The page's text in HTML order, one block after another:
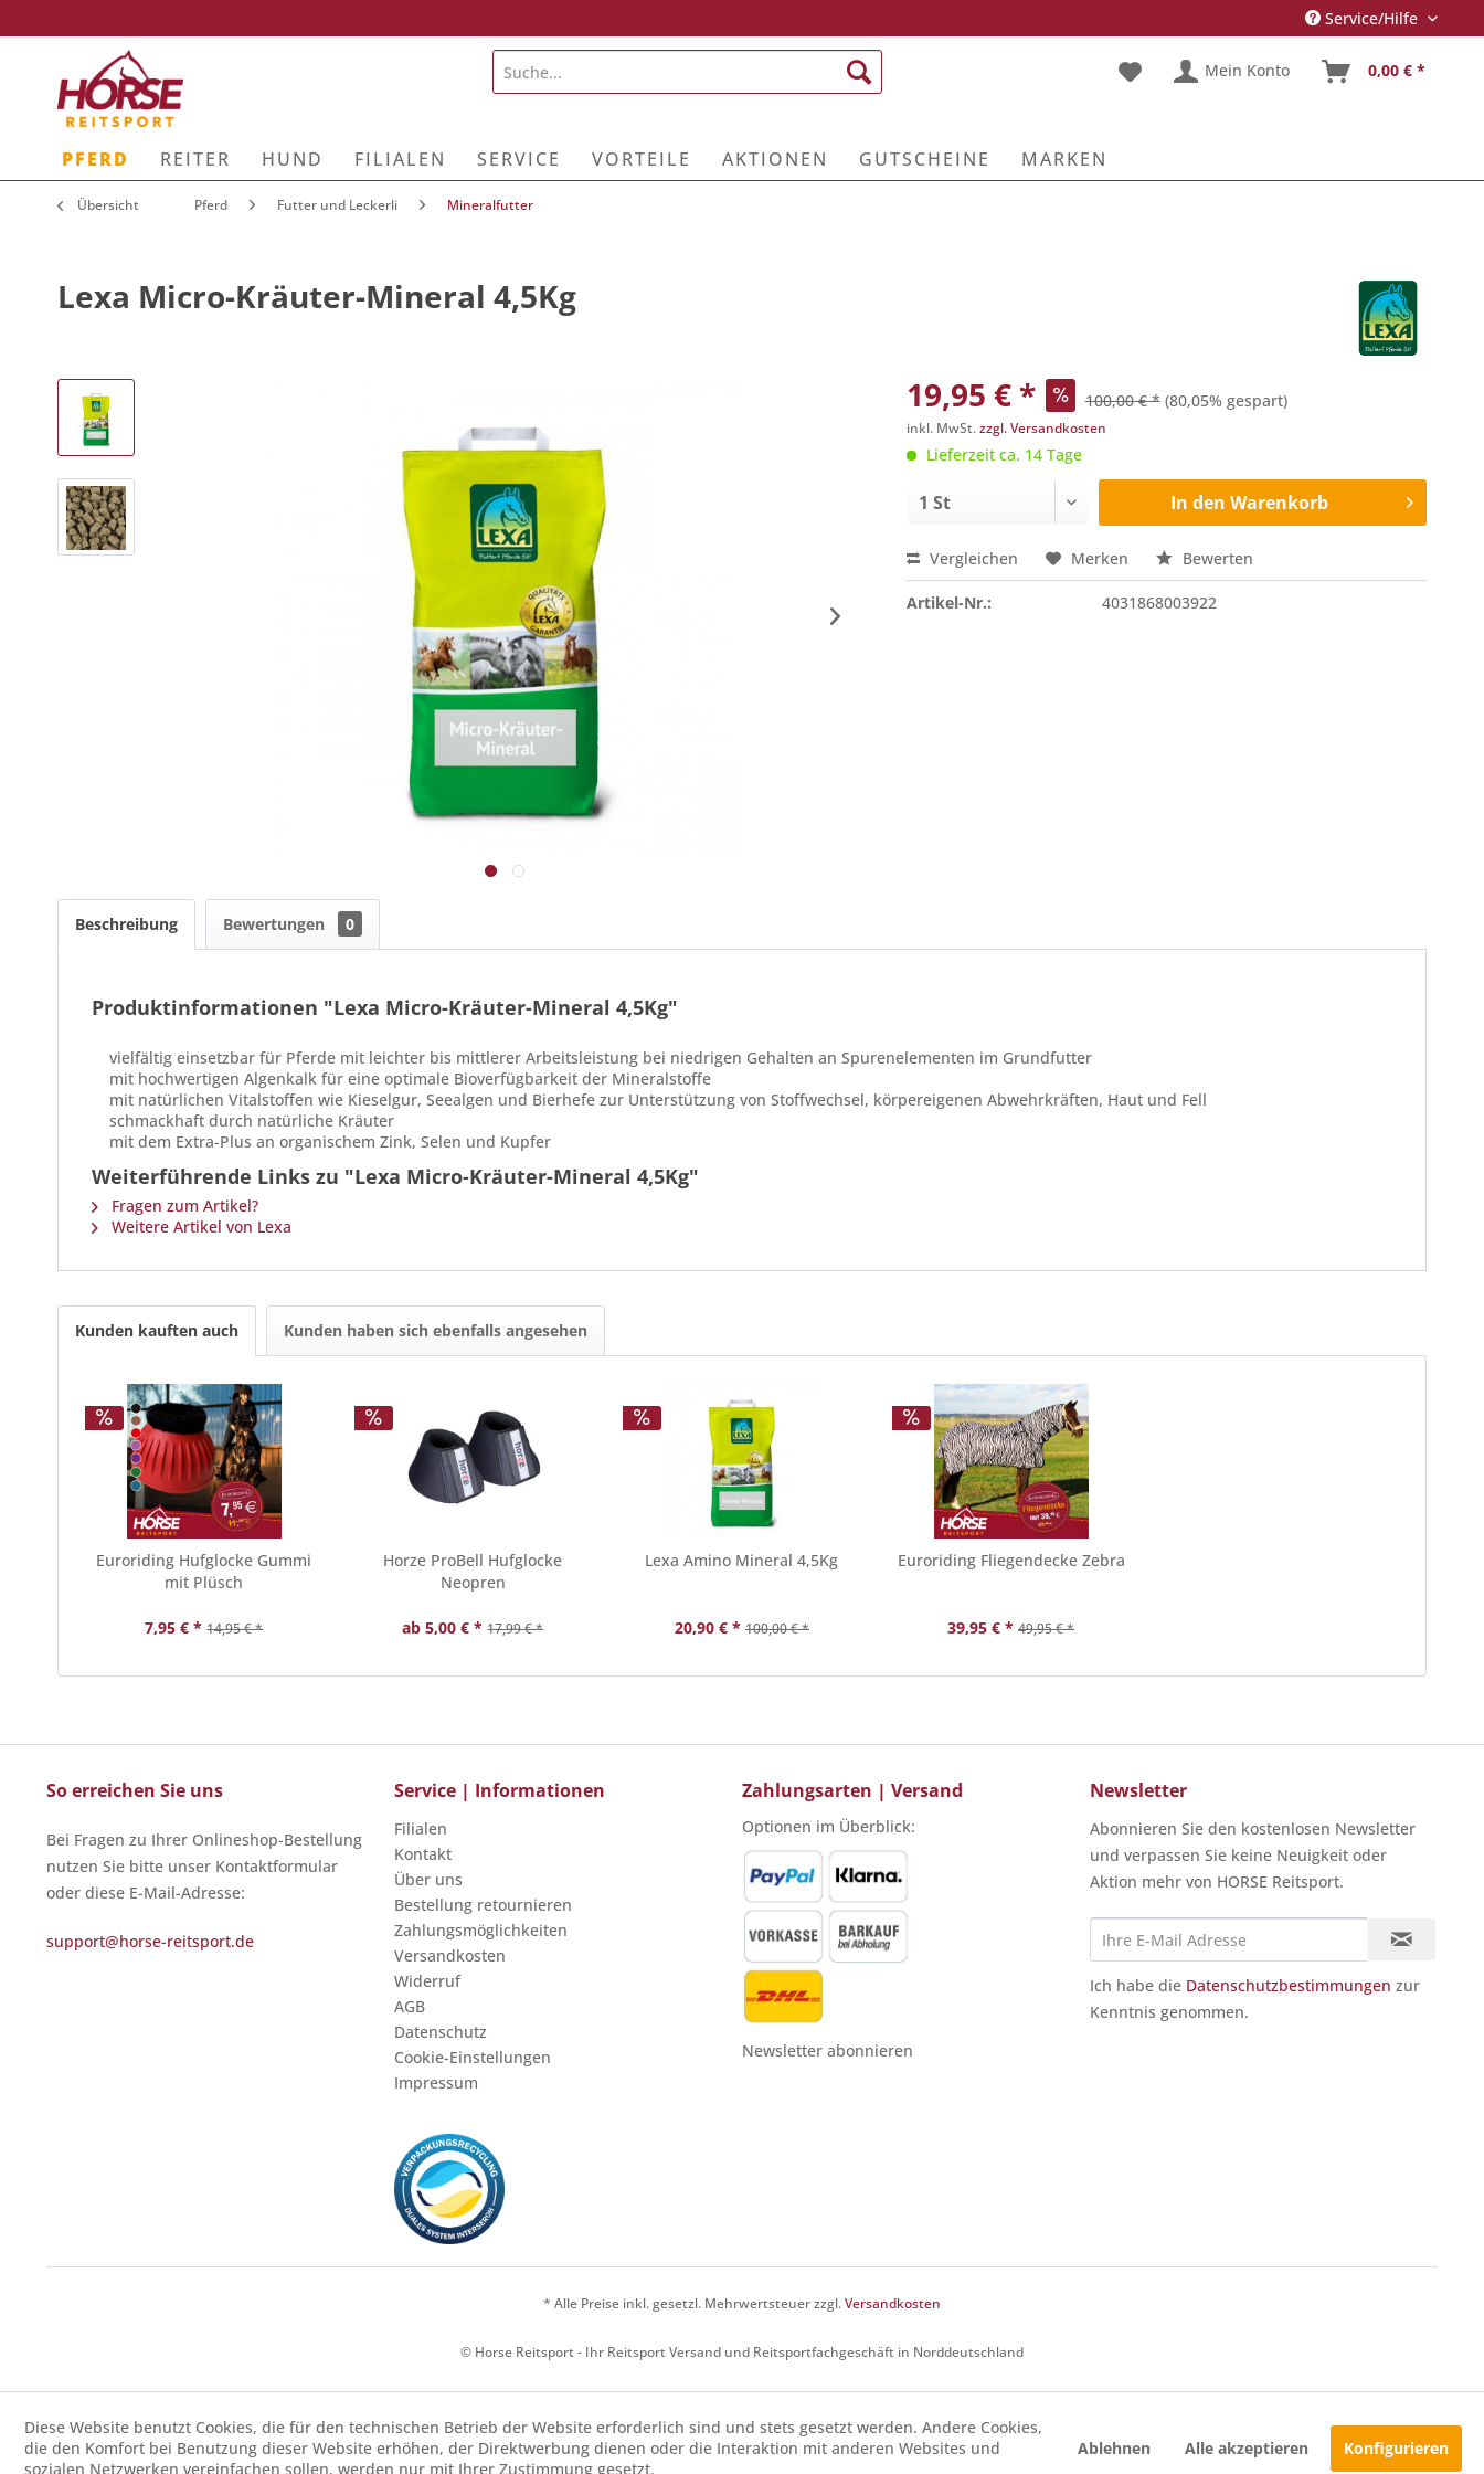
Service/Hilfe
Mein Konto 0,00 € *
PFERD REITER HUND FILIALEN SERVICE VORTEILE AKTIONEN GUTSCHEINE MARKEN
Übersicht Pferd Futter und Leckerli Mineralfutter
Lexa Micro-Kräuter-Mineral 4,5Kg
19,95 € * 100,00 € * (80,05% gespart)
inkl. MwSt.zzgl. Versandkosten
Lieferzeit ca. 14 Tage
In den Warenkorb
Vergleichen Merken Bewerten
Artikel-Nr.: 4031868003922
Beschreibung Bewertungen 0
Produktinformationen "Lexa Micro-Kräuter-Mineral 4,5Kg"
vielfältig einsetzbar für Pferde mit leichter bis mittlerer Arbeitsleistung bei niedrigen Gehalten an Spurenelementen im Grundfutter
mit hochwertigen Algenkalk für eine optimale Bioverfügbarkeit der Mineralstoffe
mit natürlichen Vitalstoffen wie Kieselgur, Seealgen und Bierhefe zur Unterstützung von Stoffwechsel, körpereigenen Abwehrkräften, Haut und Fell
schmackhaft durch natürliche Kräuter
mit dem Extra-Plus an organischem Zink, Selen und Kupfer
Weiterführende Links zu "Lexa Micro-Kräuter-Mineral 4,5Kg"
Fragen zum Artikel?
Weitere Artikel von Lexa
Kunden kauften auch Kunden haben sich ebenfalls angesehen
Euroriding Hufglocke Gummi
mit Plüsch
7,95 € * 14,95 € *
Horze ProBell Hufglocke
Neopren
ab 5,00 € * 17,99 € *
Lexa Amino Mineral 4,5Kg
20,90 € * 100,00 € *
Euroriding Fliegendecke Zebra
39,95 € * 49,95 € *
So erreichen Sie uns
Bei Fragen zu Ihrer Onlineshop-Bestellung
nutzen Sie bitte unser Kontaktformular
oder diese E-Mail-Adresse:
support@horse-reitsport.de
Service | Informationen
Filialen
Kontakt
Über uns
Bestellung retournieren
Zahlungsmöglichkeiten
Versandkosten
Widerruf
AGB
Datenschutz
Cookie-Einstellungen
Impressum
Zahlungsarten | Versand
Optionen im Überblick:
Newsletter abonnieren
Newsletter
Abonnieren Sie den kostenlosen Newsletter
und verpassen Sie keine Neuigkeit oder
Aktion mehr von HORSE Reitsport.
Ich habe die Datenschutzbestimmungen zur
Kenntnis genommen.
* Alle Preise inkl. gesetzl. Mehrwertsteuer zzgl.Versandkosten
© Horse Reitsport - Ihr Reitsport Versand und Reitsportfachgeschäft in Norddeutschland
Diese Website benutzt Cookies, die für den technischen Betrieb der Website erforderlich sind und stets gesetzt werden. Andere Cookies,
die den Komfort bei Benutzung dieser Website erhöhen, der Direktwerbung dienen oder die Interaktion mit anderen Websites und
sozialen Netzwerken vereinfachen sollen, werden nur mit Ihrer Zustimmung gesetzt.
Ablehnen Alle akzeptieren Konfigurieren